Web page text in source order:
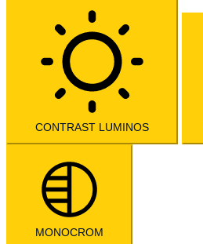
CONTRAST LUMINOS
MONOCROM